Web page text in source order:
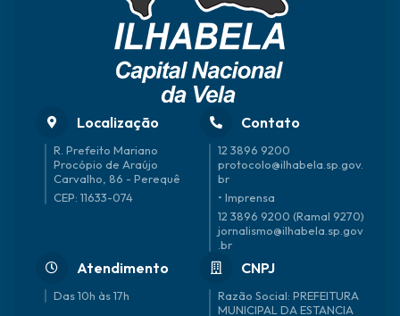
Localização
R. Prefeito Mariano
Procópio de Araújo
Carvalho, 86 - Perequê
CEP: 11633-074
Contato
12 3896 9200
protocolo@ilhabela.sp.gov.
br
• Imprensa
12 3896 9200 (Ramal 9270)
jornalismo@ilhabela.sp.gov
.br
Atendimento
Das 10h às 17h
CNPJ